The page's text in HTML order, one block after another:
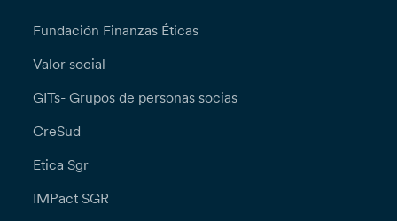
Fundación Finanzas Éticas
Valor social
GITs- Grupos de personas socias
CreSud
Etica Sgr
IMPact SGR